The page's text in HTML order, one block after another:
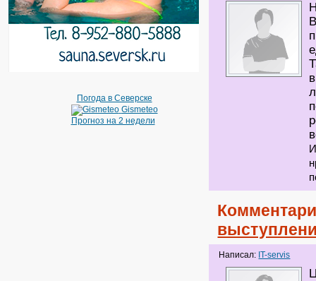
Погода в Северске
Gismeteo
Прогноз на 2 недели
Написал: IT-servis